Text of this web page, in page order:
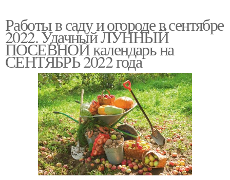
Работы в саду и огороде в сентябре
2022. Удачный ЛУННЫЙ
ПОСЕВНОЙ календарь на
СЕНТЯБРЬ 2022 года